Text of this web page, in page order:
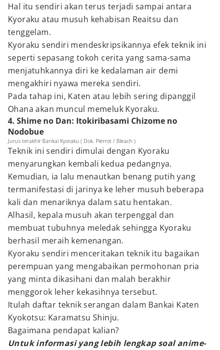
Hal itu sendiri akan terus terjadi sampai antara
Kyoraku atau musuh kehabisan Reaitsu dan
tenggelam.
Kyoraku sendiri mendeskripsikannya efek teknik ini
seperti sepasang tokoh cerita yang sama-sama
menjatuhkannya diri ke kedalaman air demi
mengakhiri nyawa mereka sendiri.
Pada tahap ini, Katen atau lebih sering dipanggil
Ohana akan muncul memeluk Kyoraku.
4. Shime no Dan: Itokiribasami Chizome no
Nodobue
Jurus terakhir Bankai Kyoraku ( Dok. Pierrot / Bleach )
Teknik ini sendiri dimulai dengan Kyoraku
menyarungkan kembali kedua pedangnya.
Kemudian, ia lalu menautkan benang putih yang
termanifestasi di jarinya ke leher musuh beberapa
kali dan menariknya dalam satu hentakan.
Alhasil, kepala musuh akan terpenggal dan
membuat tubuhnya meledak sehingga Kyoraku
berhasil meraih kemenangan.
Kyoraku sendiri menceritakan teknik itu bagaikan
perempuan yang mengabaikan permohonan pria
yang minta dikasihani dan malah berakhir
menggorok leher kekasihnya tersebut.
Itulah daftar teknik serangan dalam Bankai Katen
Kyokotsu: Karamatsu Shinju.
Bagaimana pendapat kalian?
Untuk informasi yang lebih lengkap soal anime-